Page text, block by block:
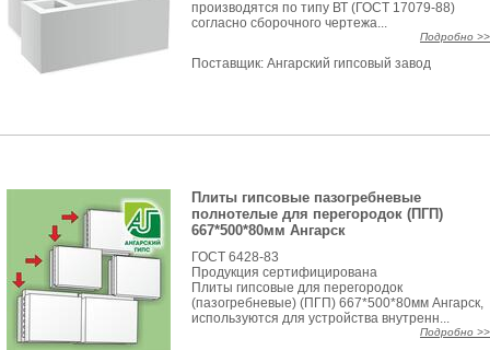
производятся по типу ВТ (ГОСТ 17079-88)
согласно сборочного чертежа...
Подробно >>
Поставщик: Ангарский гипсовый завод
Плиты гипсовые пазогребневые
полнотелые для перегородок (ПГП)
667*500*80мм Ангарск
ГОСТ 6428-83
Продукция сертифицирована
Плиты гипсовые для перегородок
(пазогребневые) (ПГП) 667*500*80мм Ангарск,
используются для устройства внутренн...
Подробно >>